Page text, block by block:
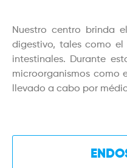
Nuestro centro brinda
digestivo, tales como el
intestinales. Durante
microorganismos como
llevado a cabo por